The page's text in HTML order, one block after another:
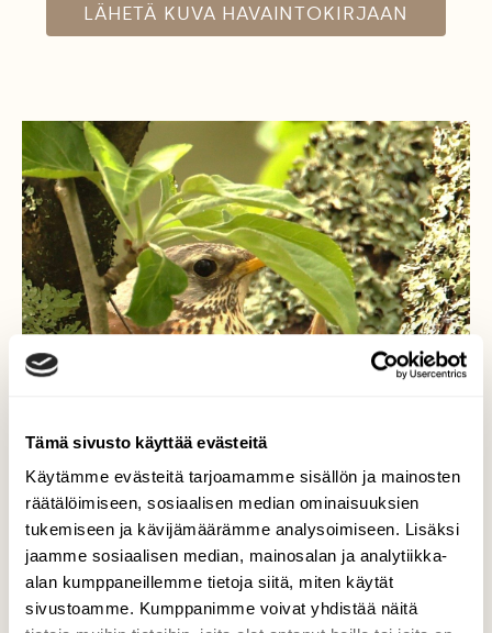
Tämä sivusto käyttää evästeitä
Käytämme evästeitä tarjoamamme sisällön ja mainosten
räätälöimiseen, sosiaalisen median ominaisuuksien
tukemiseen ja kävijämäärämme analysoimiseen. Lisäksi
jaamme sosiaalisen median, mainosalan ja analytiikka-
alan kumppaneillemme tietoja siitä, miten käytät
sivustoamme. Kumppanimme voivat yhdistää näitä
LÄHETÄ KUVA HAVAINTOKIRJAAN